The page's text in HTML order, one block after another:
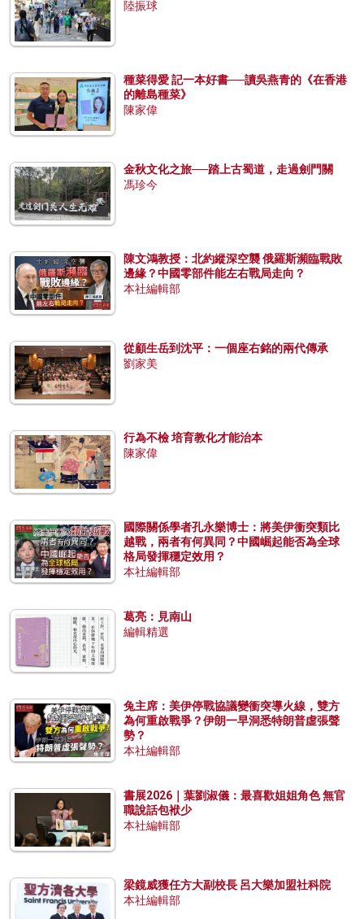
陸振球
種菜得愛 記一本好書──讀吳燕青的《在香港
的離島種菜》
陳家偉
金秋文化之旅──踏上古蜀道，走過劍門關
馮珍今
陳文鴻教授：北約縱深空襲 俄羅斯瀕臨戰敗
邊緣？中國零部件能左右戰局走向？
本社編輯部
從顧生岳到沈平：一個座右銘的兩代傳承
劉家美
行為不檢 培育教化才能治本
陳家偉
國際關係學者孔永樂博士：將美伊衝突類比
越戰，兩者有何異同？中國崛起能否為全球
格局發揮穩定效用？
本社編輯部
葛亮：見南山
編輯精選
兔主席：美伊停戰協議變衝突導火線，雙方
為何重啟戰爭？伊朗一早洞悉特朗普虛張聲
勢？
本社編輯部
書展2026｜葉劉淑儀：最喜歡姐姐角色 無官
職說話包袱少
本社編輯部
梁鏡威獲任方大副校長 呂大樂加盟社科院
本社編輯部